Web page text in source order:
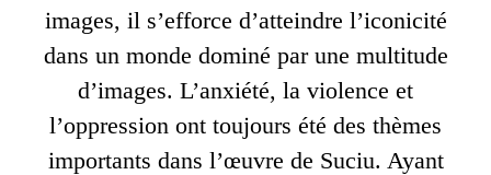
images, il s’efforce d’atteindre l’iconicité
dans un monde dominé par une multitude
d’images. L’anxiété, la violence et
l’oppression ont toujours été des thèmes
importants dans l’œuvre de Suciu. Ayant